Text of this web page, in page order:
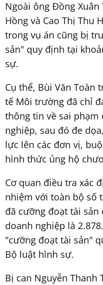
Ngoài ông Đồng Xuân
Hồng và Cao Thị Thu
trong vụ án cũng bị
sản" quy định tại
sự.
Cụ thể, Bùi Văn Toàn
tế Môi trường đã chỉ
thông tin về sai phạm
nghiệp, sau đó đe
lực lên các đơn vị,
hình thức ủng hộ
Cơ quan điều tra xác
nhiệm với toàn bộ số
đã cưỡng đoạt tài sản
doanh nghiệp là
"cưỡng đoạt tài sản"
Bộ luật hình sự.
Bị can Nguyễn Thanh